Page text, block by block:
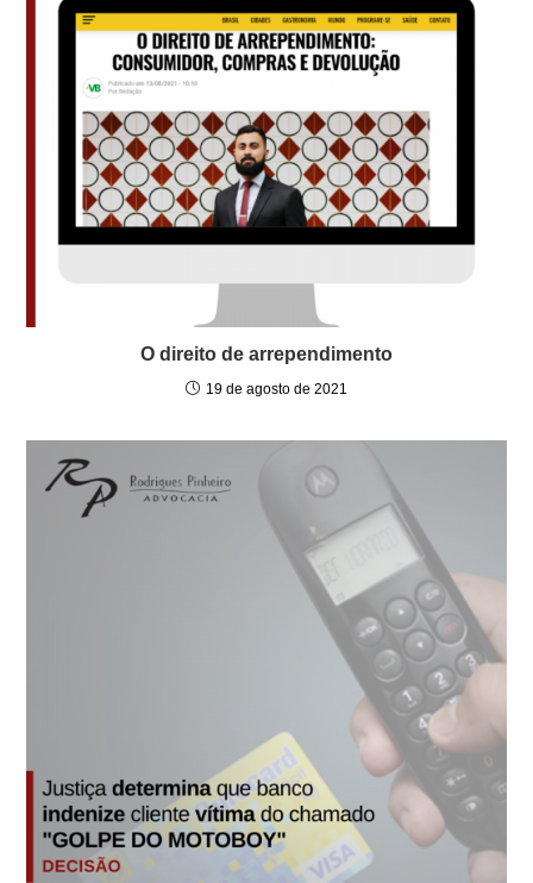
O direito de arrependimento
19 de agosto de 2021